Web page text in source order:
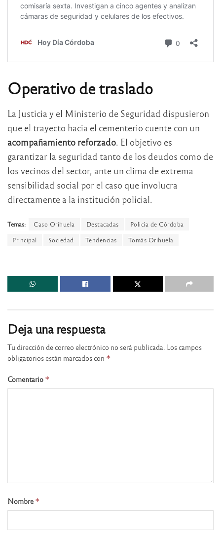
Operativo de traslado
La Justicia y el Ministerio de Seguridad dispusieron
que el trayecto hacia el cementerio cuente con un
acompañamiento reforzado. El objetivo es
garantizar la seguridad tanto de los deudos como de
los vecinos del sector, ante un clima de extrema
sensibilidad social por el caso que involucra
directamente a la institución policial.
Temas: Caso Orihuela Destacadas
Policía de Córdoba
Principal
Sociedad Tendencias Tomás Orihuela
Deja una respuesta
Tu dirección de correo electrónico no será publicada. Los campos
obligatorios están marcados con *
Comentario *
Nombre *